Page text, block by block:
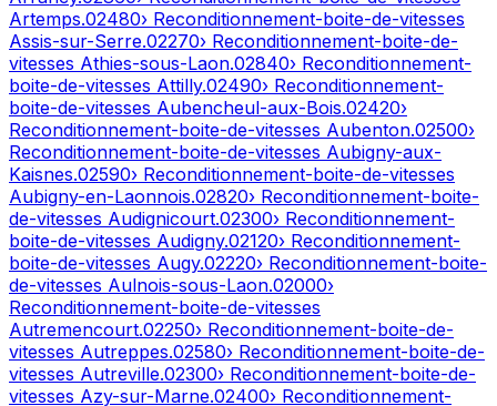
Artemps.02480› Reconditionnement-boite-de-vitesses
Assis-sur-Serre.02270› Reconditionnement-boite-de-
vitesses Athies-sous-Laon.02840› Reconditionnement-
boite-de-vitesses Attilly.02490› Reconditionnement-
boite-de-vitesses Aubencheul-aux-Bois.02420›
Reconditionnement-boite-de-vitesses Aubenton.02500›
Reconditionnement-boite-de-vitesses Aubigny-aux-
Kaisnes.02590› Reconditionnement-boite-de-vitesses
Aubigny-en-Laonnois.02820› Reconditionnement-boite-
de-vitesses Audignicourt.02300› Reconditionnement-
boite-de-vitesses Audigny.02120› Reconditionnement-
boite-de-vitesses Augy.02220› Reconditionnement-boite-
de-vitesses Aulnois-sous-Laon.02000›
Reconditionnement-boite-de-vitesses
Autremencourt.02250› Reconditionnement-boite-de-
vitesses Autreppes.02580› Reconditionnement-boite-de-
vitesses Autreville.02300› Reconditionnement-boite-de-
vitesses Azy-sur-Marne.02400› Reconditionnement-